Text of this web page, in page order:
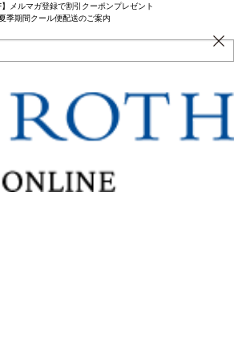
】メルマガ登録で割引クーポンプレゼント
季期間クール便配送のご案内